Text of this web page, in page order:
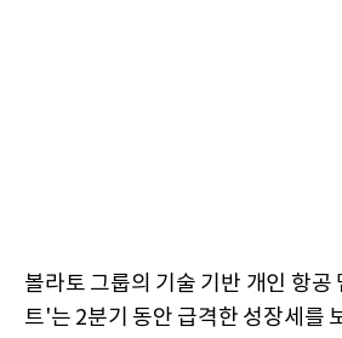
볼라토 그룹의 기술 기반 개인 항공
트'는 2분기 동안 급격한 성장세를